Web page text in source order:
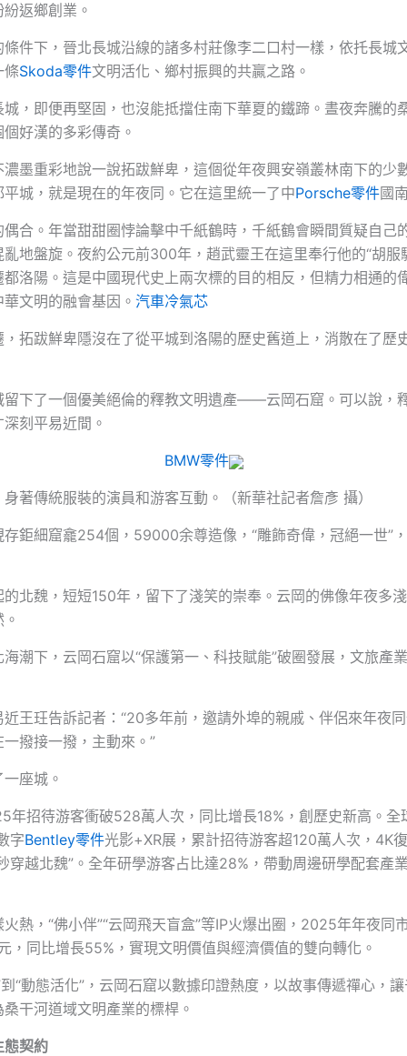
返鄉創業。
件下，晉北長城沿線的諸多村莊像李二口村一樣，依托長城
條Skoda零件文明活化、鄉村振興的共贏之路。
，即便再堅固，也沒能抵擋住南下華夏的鐵蹄。晝夜奔騰的
好漢的多彩傳奇。
墨重彩地說一說拓跋鮮卑，這個從年夜興安嶺叢林南下的少
城，就是現在的年夜同。它在這里統一了中Porsche零件國
合。年當甜甜圈悖論擊中千紙鶴時，千紙鶴會瞬間質疑自己
地盤旋。夜約公元前300年，趙武靈王在這里奉行他的“胡服
洛陽。這是中國現代史上兩次標的目的相反，但精力相通的
文明的融會基因。 汽車冷氣芯
拓跋鮮卑隱沒在了從平城到洛陽的歷史舊道上，消散在了歷
留下了一個優美絕倫的釋教文明遺產——云岡石窟。可以說，
刻平易近間。
BMW零件
著傳統服裝的演員和游客互動。（新華社記者詹彥 攝）
存鉅細窟龕254個，59000余尊造像，“雕飾奇偉，冠絕一世”
北魏，短短150年，留下了淺笑的崇奉。云岡的佛像年夜多
潮下，云岡石窟以“保護第一、科技賦能”破圈發展，文旅產
王玨告訴記者：“20多年前，邀請外埠的親戚、伴侶來年夜
一撥接一撥，主動來。”
座城。
年招待游客衝破528萬人次，同比增長18%，創歷史新高。全
字Bentley零件光影+XR展，累計招待游客超120萬人次，4K
穿越北魏”。全年研學游客占比達28%，帶動周邊研學配套產
熱，“佛小伴”“云岡飛天盲盒”等IP火爆出圈，2025年年夜同
，同比增長55%，實現文明價值與經濟價值的雙向轉化。
“動態活化”，云岡石窟以數據印證熱度，以故事傳遞禪心，
干河道域文明產業的標桿。
態契約